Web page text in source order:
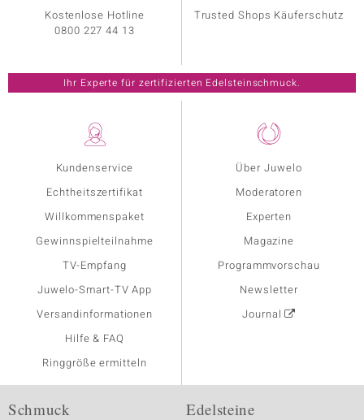
Kundenservice
Echtheitszertifikat
Willkommenspaket
Gewinnspielteilnahme
TV-Empfang
Juwelo-Smart-TV App
Versandinformationen
Hilfe & FAQ
Ringgröße ermitteln
Über Juwelo
Moderatoren
Experten
Magazine
Programmvorschau
Newsletter
Journal
Kostenlose Hotline
0800 227 44 13
Trusted Shops Käuferschutz
Ihr Experte für zertifizierten Edelsteinschmuck.
Schmuck Edelsteine